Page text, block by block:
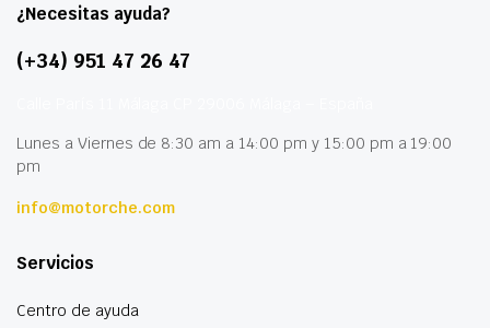
¿Necesitas ayuda?
(+34) 951 47 26 47
Lunes a Viernes de 8:30 am a 14:00 pm y 15:00 pm a 19:00
pm
info@motorche.com
Servicios
Centro de ayuda